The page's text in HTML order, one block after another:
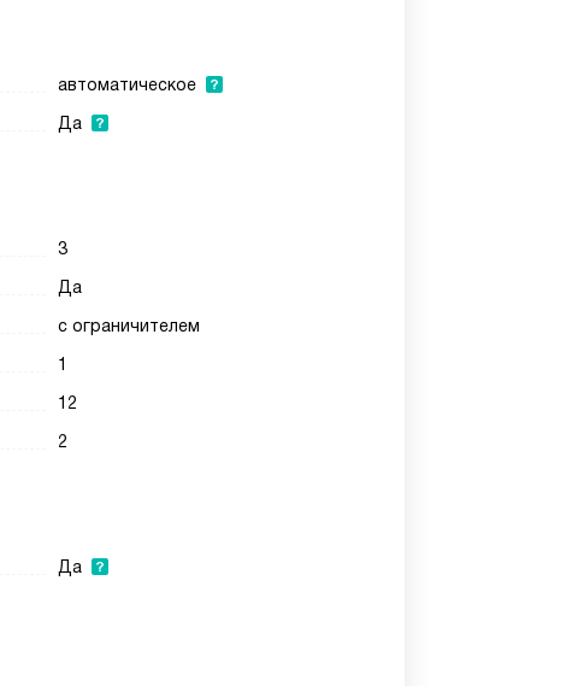
автоматическое
Да
3
Да
с ограничителем
1
12
2
Да